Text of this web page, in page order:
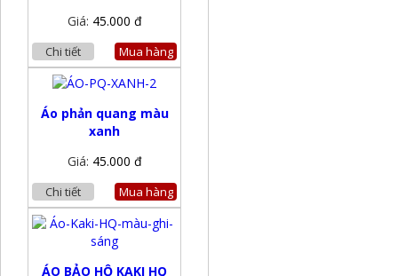
Giá: 45.000 đ
Chi tiết Mua hàng
Áo phản quang màu
xanh
Giá: 45.000 đ
Chi tiết Mua hàng
ÁO BẢO HỘ KAKI HQ